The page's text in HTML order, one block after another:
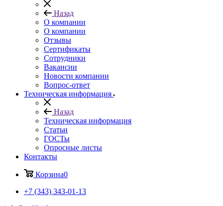
Назад
О компании
О компании
Отзывы
Сертификаты
Сотрудники
Вакансии
Новости компании
Вопрос-ответ
Техническая информация
Назад
Техническая информация
Статьи
ГОСТы
Опросные листы
Контакты
Корзина0
+7 (343) 343-01-13